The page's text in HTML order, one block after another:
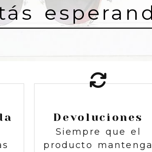
Devoluciones
Siempre que el
producto mantenga